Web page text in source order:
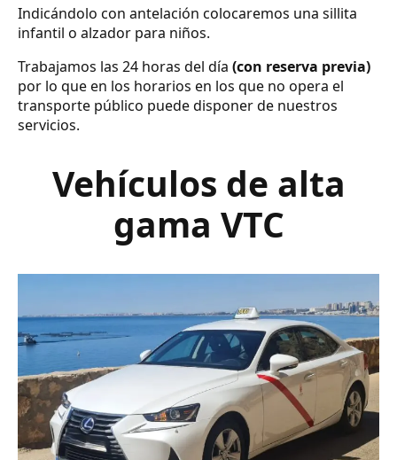
Indicándolo con antelación colocaremos una sillita
infantil o alzador para niños.
Trabajamos las 24 horas del día (con reserva previa)
por lo que en los horarios en los que no opera el
transporte público puede disponer de nuestros
servicios.
Vehículos de alta
gama VTC